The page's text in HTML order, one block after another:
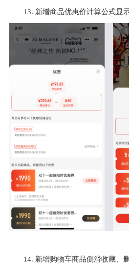
13. 新增商品优惠价计算公式显
14. 新增购物车商品侧滑收藏、